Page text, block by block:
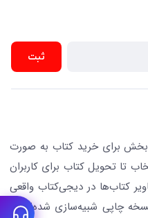
ثبت
برای خرید کتاب به صورت
تا تحویل کتاب برای کاربران
کتاب‌ها در دیجی‌کتاب واقعی
چاپی شبیه‌سازی شده‌اند تا